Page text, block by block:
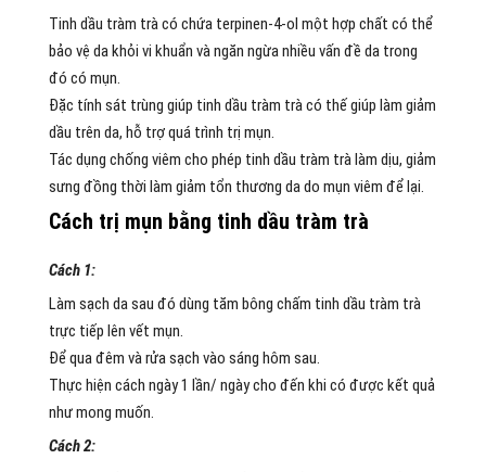
Tinh dầu tràm trà có chứa terpinen-4-ol một hợp chất có thể
bảo vệ da khỏi vi khuẩn và ngăn ngừa nhiều vấn đề da trong
đó có mụn.
Đặc tính sát trùng giúp tinh dầu tràm trà có thế giúp làm giảm
dầu trên da, hỗ trợ quá trình trị mụn.
Tác dụng chống viêm cho phép tinh dầu tràm trà làm dịu, giảm
sưng đồng thời làm giảm tổn thương da do mụn viêm để lại.
Cách trị mụn bằng tinh dầu tràm trà
Cách 1:
Làm sạch da sau đó dùng tăm bông chấm tinh dầu tràm trà
trực tiếp lên vết mụn.
Để qua đêm và rửa sạch vào sáng hôm sau.
Thực hiện cách ngày 1 lần/ ngày cho đến khi có được kết quả
như mong muốn.
Cách 2: